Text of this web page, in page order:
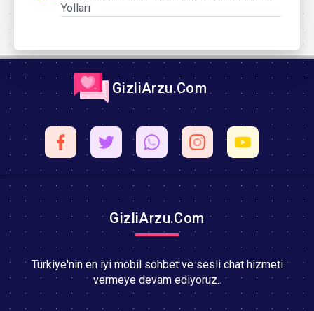
Yolları
GizliArzu.Com
GizliArzu.Com
Türkiye'nin en iyi mobil sohbet ve sesli chat hizmeti
vermeye devam ediyoruz..